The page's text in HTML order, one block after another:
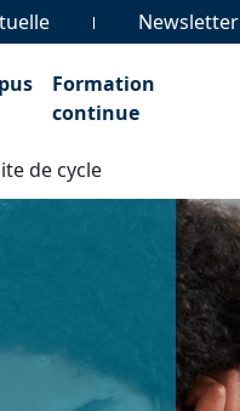
Newsletter
Formation
continue
de cycle